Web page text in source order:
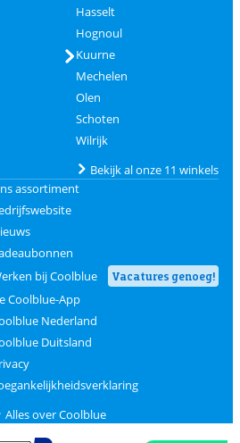
Hasselt
Hognoul
Kuurne
Mechelen
Olen
Schoten
Wilrijk
Bekijk al onze 11 winkels
assortiment
bij Coolblue
Vacatures genoeg!
Coolblue-App
Nederland
Duitsland
Alles over Coolblue